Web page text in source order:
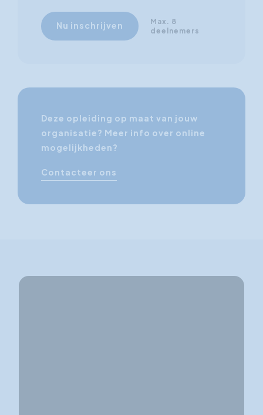
Nu inschrijven
Max. 8
deelnemers
Deze opleiding op maat van jouw
organisatie? Meer info over online
mogelijkheden?
Contacteer ons